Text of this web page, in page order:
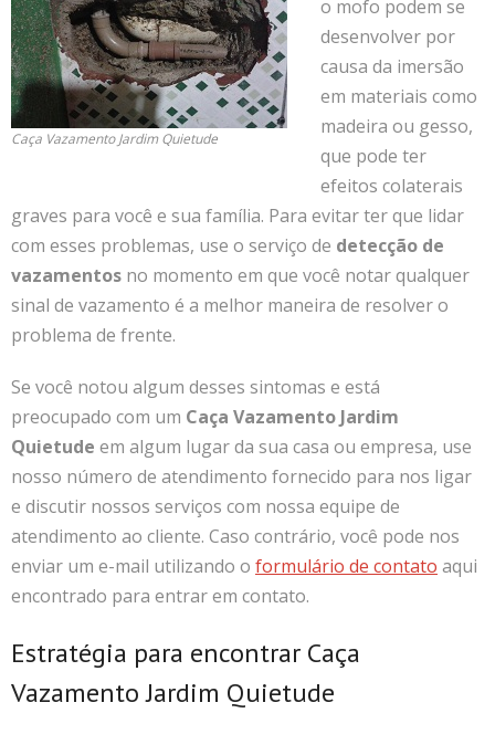
Caça Vazamento Jardim Quietude
o mofo podem se
desenvolver por
causa da imersão
em materiais como
madeira ou gesso,
que pode ter
efeitos colaterais
graves para você e sua família. Para evitar ter que lidar
com esses problemas, use o serviço de detecção de
vazamentos no momento em que você notar qualquer
sinal de vazamento é a melhor maneira de resolver o
problema de frente.
Se você notou algum desses sintomas e está
preocupado com um Caça Vazamento Jardim
Quietude em algum lugar da sua casa ou empresa, use
nosso número de atendimento fornecido para nos ligar
e discutir nossos serviços com nossa equipe de
atendimento ao cliente. Caso contrário, você pode nos
enviar um e-mail utilizando o formulário de contato aqui
encontrado para entrar em contato.
Estratégia para encontrar Caça
Vazamento Jardim Quietude